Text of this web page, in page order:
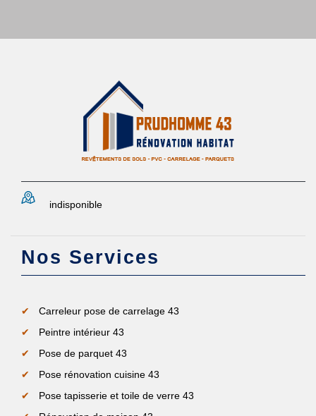
indisponible
Nos Services
Carreleur pose de carrelage 43
Peintre intérieur 43
Pose de parquet 43
Pose rénovation cuisine 43
Pose tapisserie et toile de verre 43